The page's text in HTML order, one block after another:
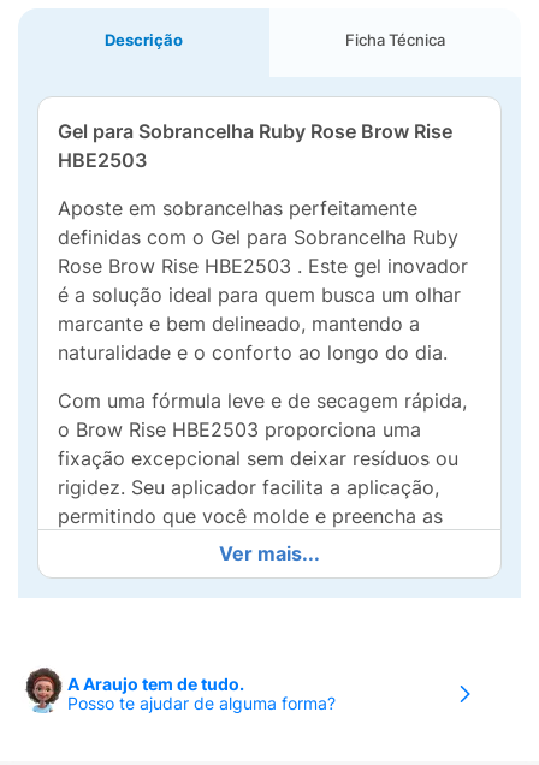
Descrição Ficha Técnica
Gel para Sobrancelha Ruby Rose Brow Rise
HBE2503
Aposte em sobrancelhas perfeitamente
definidas com o Gel para Sobrancelha Ruby
Rose Brow Rise HBE2503 . Este gel inovador
é a solução ideal para quem busca um olhar
marcante e bem delineado, mantendo a
naturalidade e o conforto ao longo do dia.
Com uma fórmula leve e de secagem rápida,
o Brow Rise HBE2503 proporciona uma
fixação excepcional sem deixar resíduos ou
rigidez. Seu aplicador facilita a aplicação,
permitindo que você molde e preencha as
sobrancelhas de forma precisa, enquanto
mantém os fios no lugar.
benefícios especiais. Realce seu olhar com
segurança e praticidade, sabendo que suas
Ver mais...
A Araujo tem de tudo.
Posso te ajudar de alguma forma?